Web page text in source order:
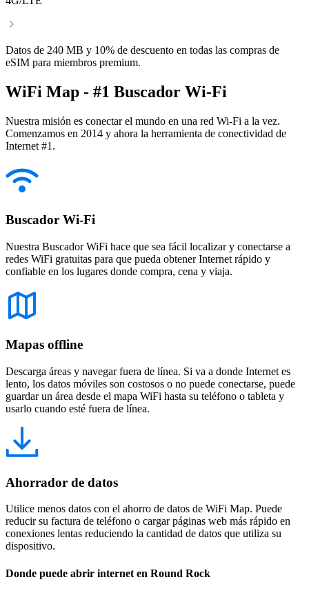
Datos de 240 MB y 10% de descuento en todas las compras de
eSIM para miembros premium.
WiFi Map - #1 Buscador Wi-Fi
Nuestra misión es conectar el mundo en una red Wi-Fi a la vez.
Comenzamos en 2014 y ahora la herramienta de conectividad de
Internet #1.
Buscador Wi-Fi
Nuestra Buscador WiFi hace que sea fácil localizar y conectarse a
redes WiFi gratuitas para que pueda obtener Internet rápido y
confiable en los lugares donde compra, cena y viaja.
Mapas offline
Descarga áreas y navegar fuera de línea. Si va a donde Internet es
lento, los datos móviles son costosos o no puede conectarse, puede
guardar un área desde el mapa WiFi hasta su teléfono o tableta y
usarlo cuando esté fuera de línea.
Ahorrador de datos
Utilice menos datos con el ahorro de datos de WiFi Map. Puede
reducir su factura de teléfono o cargar páginas web más rápido en
conexiones lentas reduciendo la cantidad de datos que utiliza su
dispositivo.
Donde puede abrir internet en Round Rock